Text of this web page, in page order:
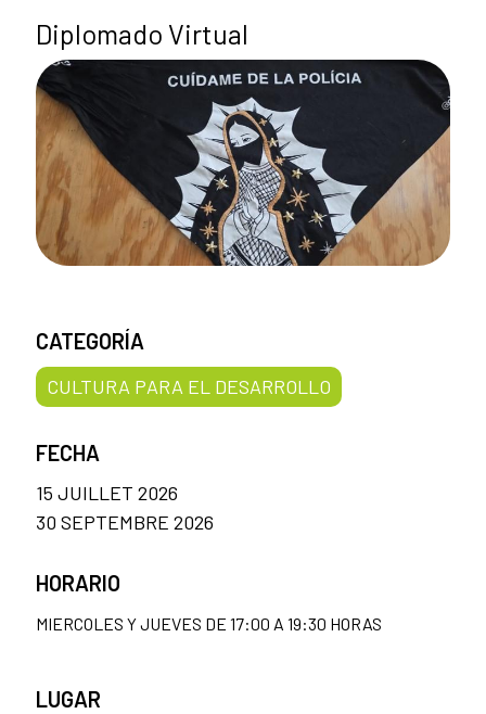
Diplomado Virtual
CATEGORÍA
CULTURA PARA EL DESARROLLO
FECHA
15 JUILLET 2026
30 SEPTEMBRE 2026
HORARIO
MIERCOLES Y JUEVES DE 17:00 A 19:30 HORAS
LUGAR